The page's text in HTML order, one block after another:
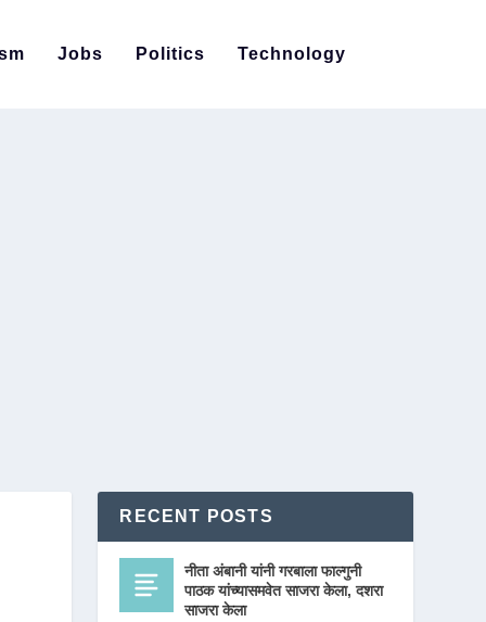
Jobs Politics Technology
RECENT POSTS
नीता अंबानी यांनी गरबाला फाल्गुनी
पाठक यांच्यासमवेत साजरा केला, दशरा
साजरा केला